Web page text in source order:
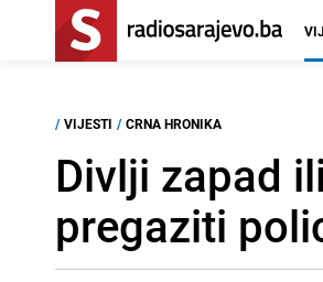
/ VIJESTI / CRNA HRONIKA
Divlji zapad
pregaziti